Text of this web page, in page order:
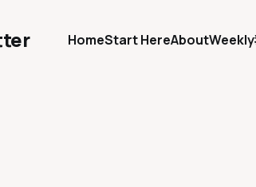
HomeStart HereAboutWeekly